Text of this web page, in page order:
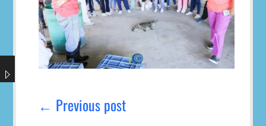
entradas
← Previous post